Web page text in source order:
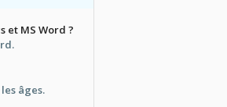
et MS Word ?
âges.